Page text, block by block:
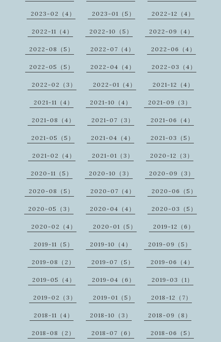
2023-02（4） 2023-01（5） 2022-12（4）
2022-11（4） 2022-10（5） 2022-09（4）
2022-08（5） 2022-07（4） 2022-06（4）
2022-05（5） 2022-04（4） 2022-03（4）
2022-02（3） 2022-01（4） 2021-12（4）
2021-11（4） 2021-10（4） 2021-09（3）
2021-08（4） 2021-07（3） 2021-06（4）
2021-05（5） 2021-04（4） 2021-03（5）
2021-02（4） 2021-01（3） 2020-12（3）
2020-11（5） 2020-10（3） 2020-09（3）
2020-08（5） 2020-07（4） 2020-06（5）
2020-05（3） 2020-04（4） 2020-03（5）
2020-02（4） 2020-01（5） 2019-12（6）
2019-11（5） 2019-10（4） 2019-09（5）
2019-08（2） 2019-07（5） 2019-06（4）
2019-05（4） 2019-04（6） 2019-03（1）
2019-02（3） 2019-01（5） 2018-12（7）
2018-11（4） 2018-10（3） 2018-09（8）
2018-08（2） 2018-07（6） 2018-06（5）